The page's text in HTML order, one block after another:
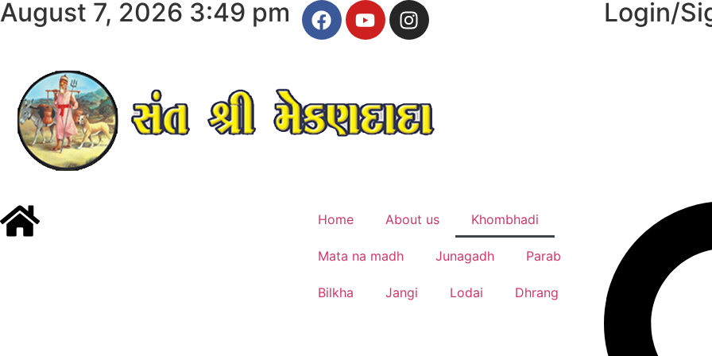
August 7, 2026 3:49 pm Login/
Home About us Khombhadi
Mata na madh Junagadh Parab
Bilkha Jangi Lodai Dhrang